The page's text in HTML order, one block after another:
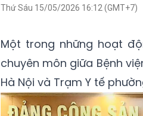
Thứ Sáu 15/05/2026 16:12 (GMT+7)
Một trong những hoạt
chuyên môn giữa Bệnh
Hà Nội và Trạm Y tế